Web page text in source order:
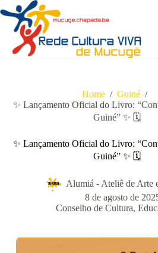
Pular
para
conteúdo
Home / Guiné /
✨ Lançamento Oficial do Livro:
Guiné” ✨ 🗓
✨ Lançamento Oficial do Livro:
Guiné” ✨ 🗓
Alumiá - Ateliê de Arte
8 de agosto de
Conselho de Cultura,